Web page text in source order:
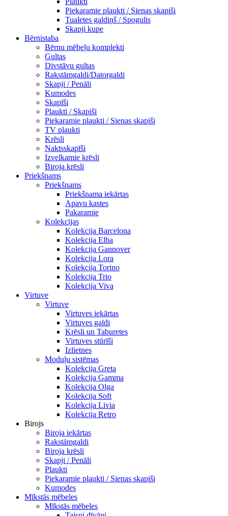
Piekaramie plaukti / Sienas skapiši
Tualetes galdiņš / Spogulis
Skapji kupe
Bērnistaba
Bērnu mēbeļu komplekti
Gultas
Divstāvu gultas
Rakstāmgaldi/Datorgaldi
Skapji / Penāli
Kumodes
Skapīši
Plaukti / Skapiši
Piekaramie plaukti / Sienas skapiši
TV plaukti
Krēsli
Naktsskapīši
Izvelkamie krēsli
Biroja krēsli
Priekšnams
Priekšnams
Priekšnama iekārtas
Apavu kastes
Pakaramie
Kolekcijas
Kolekcija Barcelona
Kolekcija Elba
Kolekcija Gannover
Kolekcija Lora
Kolekcija Torino
Kolekcija Trio
Kolekcija Viva
Virtuve
Virtuve
Virtuves iekārtas
Virtuves galdi
Krēsli un Taburetes
Virtuves stūrīši
Izlietnes
Moduļu sistēmas
Kolekcija Greta
Kolekcija Gamma
Kolekcija Olga
Kolekcija Soft
Kolekcija Livia
Kolekcija Retro
Birojs
Biroja iekārtas
Rakstāmgaldi
Biroja krēsli
Skapji / Penāli
Plaukti
Piekaramie plaukti / Sienas skapiši
Kumodes
Mīkstās mēbeles
Mīkstās mēbeles